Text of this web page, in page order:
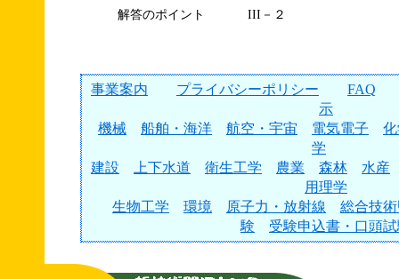
解答のポイント
III－２
事業案内 プライバシーポリシー
FAQ
示
機械
船舶・海洋 航空・宇宙 電気電子
学
建設
上下水道 衛生工学 農業 森林
水産
用理学
生物工学
環境 原子力・放射線
総合技
験
受験申込書・口頭